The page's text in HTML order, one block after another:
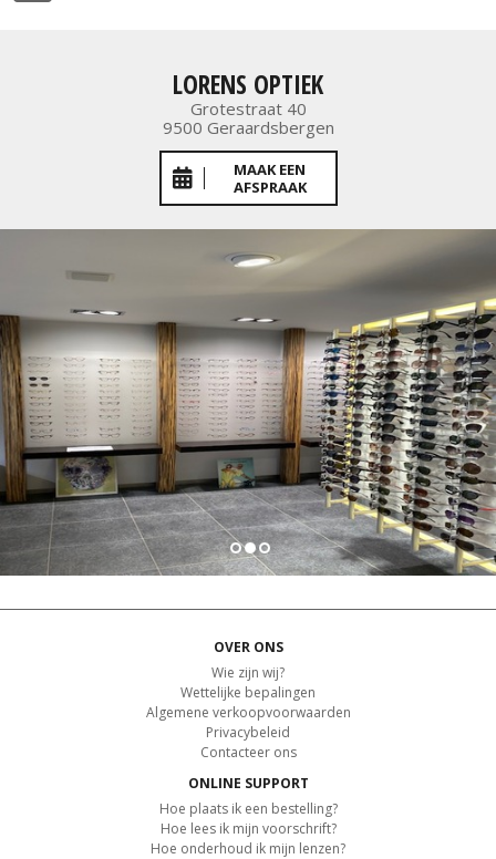
MAAK EEN
AFSPRAAK
LORENS OPTIEK
Grotestraat 40
9500 Geraardsbergen
OVER ONS
Wie zijn wij?
Wettelijke bepalingen
Algemene verkoopvoorwaarden
Privacybeleid
Contacteer ons
ONLINE SUPPORT
Hoe plaats ik een bestelling?
Hoe lees ik mijn voorschrift?
Hoe onderhoud ik mijn lenzen?